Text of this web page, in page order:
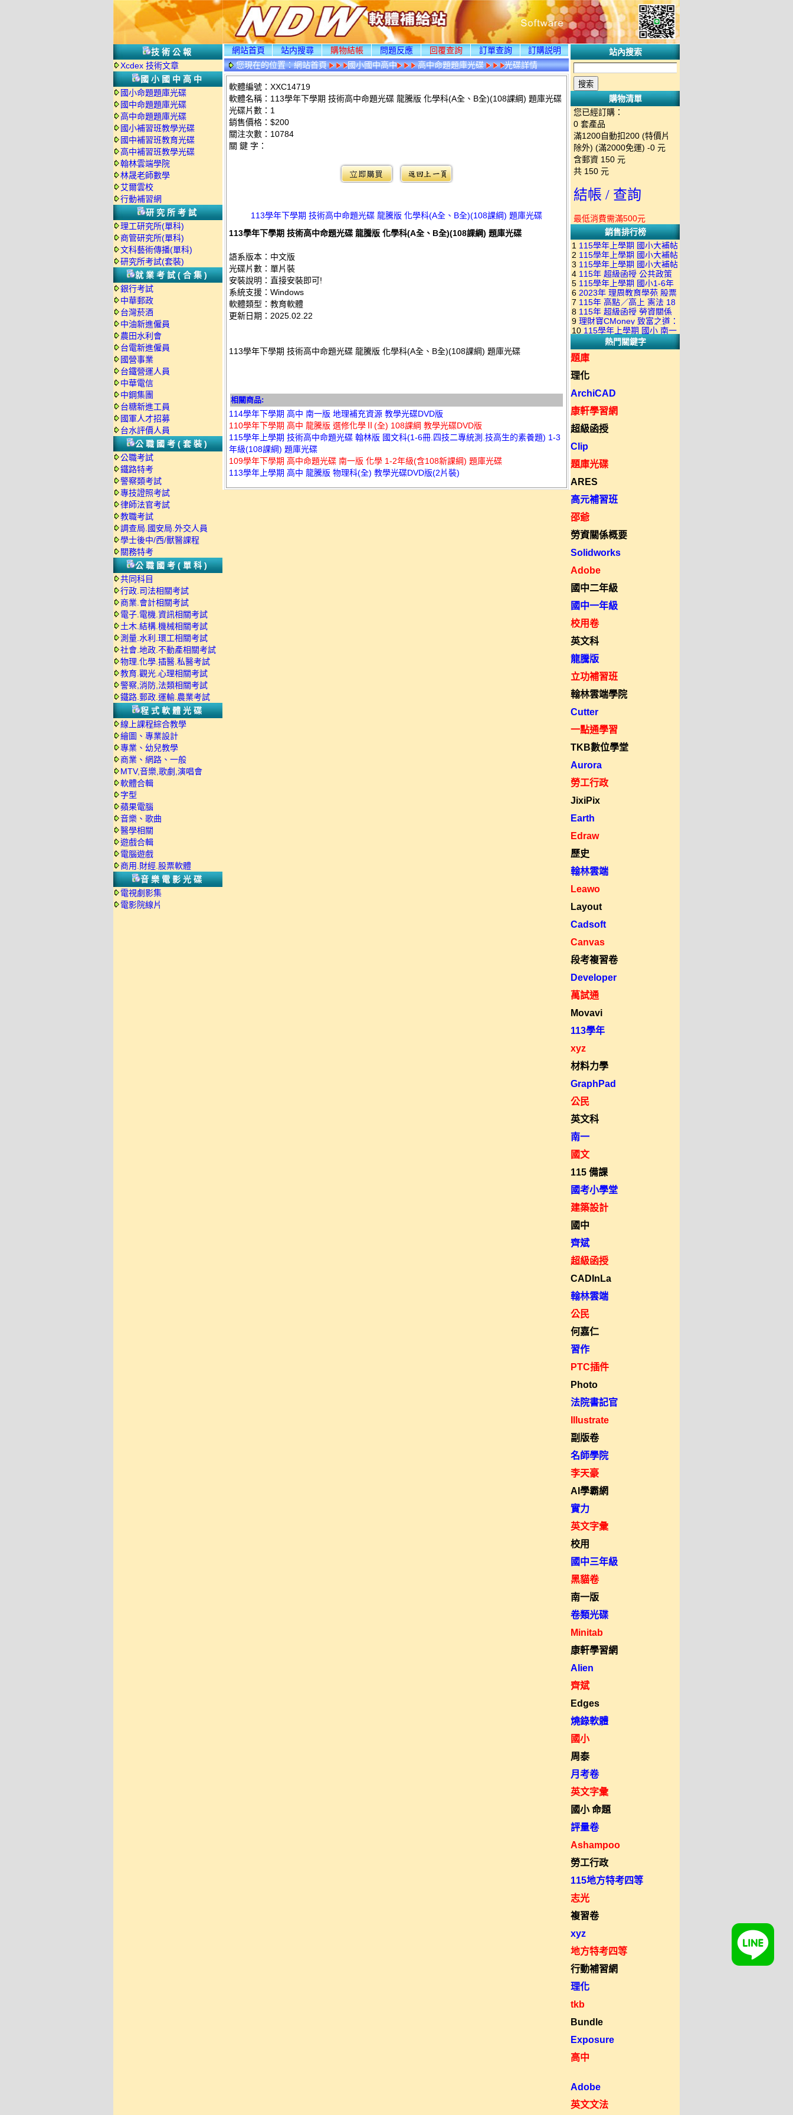
技術公報
Xcdex 技術文章
國小國中高中
國小命題題庫光碟
國中命題題庫光碟
高中命題題庫光碟
國小補習班教學光碟
國中補習班教育光碟
高中補習班教學光碟
翰林雲端學院
林晟老師數學
艾爾雲校
行動補習網
研究所考試
理工研究所(單科)
商管研究所(單科)
文科藝術傳播(單科)
研究所考試(套裝)
就業考試(合集)
銀行考試
中華郵政
台灣菸酒
中油新進僱員
農田水利會
台電新進僱員
國營事業
台鐵營運人員
中華電信
中鋼集團
台糖新進工員
國軍人才招募
台水評價人員
公職國考(套裝)
公職考試
鐵路特考
警察類考試
專技證照考試
律師法官考試
教職考試
調查局.國安局.外交人員
學士後中/西/獸醫課程
關務特考
公職國考(單科)
共同科目
行政.司法相關考試
商業.會計相關考試
電子.電機.資訊相關考試
土木.結構.機械相關考試
測量.水利.環工相關考試
社會.地政.不動產相關考試
物理.化學.插醫.私醫考試
教育.觀光.心理相關考試
警察,消防,法類相關考試
鐵路.郵政.運輸.農業考試
程式軟體光碟
線上課程綜合教學
繪圖、專業設計
專業、幼兒教學
商業、網路、一般
MTV,音樂,歌劇,演唱會
軟體合輯
字型
蘋果電腦
音樂、歌曲
醫學相關
遊戲合輯
電腦遊戲
商用.財經.股票軟體
音樂電影光碟
電視劇影集
電影院線片
網站首頁 站内搜尋 購物結帳 問題反應 回覆查詢 訂單查詢
訂購説明
您現在的位置：網站首頁 國小國中高中 高中命題題庫光碟 光碟詳情
軟體編號：XXC14719
軟體名稱：113學年下學期 技術高中命題光碟 龍騰版 化學科(A全、B全)(108課綱) 題庫光碟
光碟片數：1
銷售價格：$200
關注次數： 10784
關 鍵 字：
113學年下學期 技術高中命題光碟 龍騰版 化學科(A全、B全)(108課綱) 題庫光碟
113學年下學期 技術高中命題光碟 龍騰版 化學科(A全、B全)(108課綱) 題庫光碟
語系版本：中文版
光碟片數：單片裝
安裝說明：直接安裝即可!
系統支援：Windows
軟體類型：教育軟體
更新日期：2025.02.22
113學年下學期 技術高中命題光碟 龍騰版 化學科(A全、B全)(108課綱) 題庫光碟
相關商品:
114學年下學期 高中 南一版 地理補充資源 教學光碟DVD版
110學年下學期 高中 龍騰版 選修化學Ⅱ(全) 108課綱 教學光碟DVD版
115學年上學期 技術高中命題光碟 翰林版 國文科(1-6冊.四技二專統測.技高生的素養題) 1-3
年級(108課綱) 題庫光碟
109學年下學期 高中命題光碟 南一版 化學 1-2年級(含108新課綱) 題庫光碟
113學年上學期 高中 龍騰版 物理科(全) 教學光碟DVD版(2片裝)
站內搜索
購物清單
您已經訂購：
0 套產品
滿1200自動扣200 (特價片
除外) (滿2000免運) -0 元
含郵資 150 元
共 150 元
結帳 / 查詢
最低消費需滿500元
銷售排行榜
1 115學年上學期 國小大補帖
南一版 國語+數學+社會+生活
+自然 1-6年級 教學光碟DVD
版(3DVD)
2 115學年上學期 國小大補帖
康軒版 國語+數學+社會+生活
+自然 1-6年級 教學光碟DVD
版(3DVD)
3 115學年上學期 國小大補帖
翰林版 國語+數學+社會+生活
+自然 1-6年級 教學光碟DVD
版(3DVD)
4 115年 超級函授 公共政策
22堂課+總複習 張楚老師 含
PDF講義 函授DVD(9DVD)
5 115學年上學期 國小1-6年
級 習作解答(含康軒.南一.翰林
全版本.全科目)合輯版 DVD版
6 2023年 理周教育學苑 股票
當沖煉金術 主講：朱家泓 國
語發音 DVD版
7 115年 高點／高上 憲法 18
堂課 宗台大老師 含PDF講義
函授DVD(8DVD)【適用於律
師司法考試】
8 115年 超級函授 勞資關係
概要 11堂課+總複習 陸川老
師 含PDF講義 函授
DVD(5DVD)
9 理財寶CMoney 致富之道：
上班族飆股攻略班 主講：朱
家泓+林穎 國語發音 DVD版
10 115學年上學期 國小 南一
版 教師手冊(全年級、全領域)
教學光碟DVD版
熱門關鍵字
題庫
理化
ArchiCAD
康軒學習網
超級函授
Clip
題庫光碟
ARES
高元補習班
邵爺
勞資關係概要
Solidworks
Adobe
國中二年級
國中一年級
校用卷
英文科
龍騰版
立功補習班
翰林雲端學院
Cutter
一點通學習
TKB數位學堂
Aurora
勞工行政
JixiPix
Earth
Edraw
歷史
翰林雲端
Leawo
Layout
Cadsoft
Canvas
段考複習卷
Developer
萬試通
Movavi
113學年
xyz
材料力學
GraphPad
公民
英文科
南一
國文
115 備課
國考小學堂
建築設計
國中
齊斌
超級函授
CADInLa
翰林雲端
公民
何嘉仁
習作
PTC插件
Photo
法院書記官
Illustrate
副版卷
名師學院
李天豪
AI學霸網
實力
英文字彙
校用
國中三年級
黑貓卷
南一版
卷類光碟
Minitab
康軒學習網
Alien
齊斌
Edges
燒錄軟體
國小
周泰
月考卷
英文字彙
國小 命題
評量卷
Ashampoo
勞工行政
115地方特考四等
志光
複習卷
xyz
地方特考四等
行動補習網
理化
tkb
Bundle
Exposure
高中
Adobe
英文文法